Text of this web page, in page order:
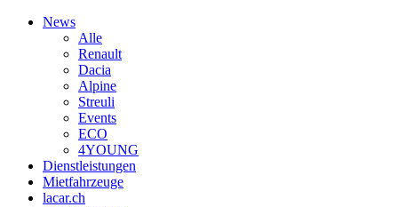
News
Alle
Renault
Dacia
Alpine
Streuli
Events
ECO
4YOUNG
Dienstleistungen
Mietfahrzeuge
lacar.ch